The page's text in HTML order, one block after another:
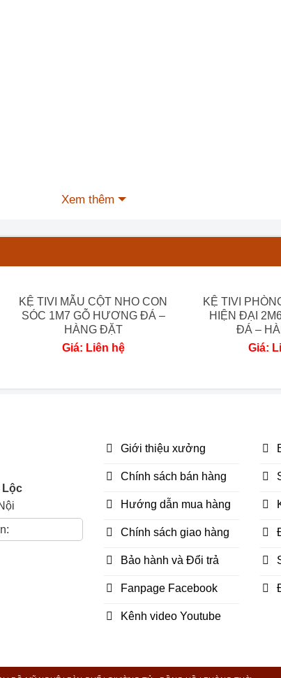
của chiếc kệ tivi luois hoa hồng siêu đẹp ạ.
km đầu tiên tính từ xưởng.
hiện sai gỗ hoàn tiền 100% + đền bù 10% giá trị
Xem thêm
KỆ TIVI MẪU CỘT NHO CON
SÓC 1M7 GỖ HƯƠNG ĐÁ –
HÀNG ĐẶT
Giá: Liên hệ
KỆ TIVI
HIỆN ĐẠI
ĐÁ –
Giá:
Lộc
Giới thiệu xưởng
Chính sách bán hàng
Hướng dẫn mua hàng
Chính sách giao hàng
Bảo hành và Đổi trả
Fanpage Facebook
Kênh video Youtube